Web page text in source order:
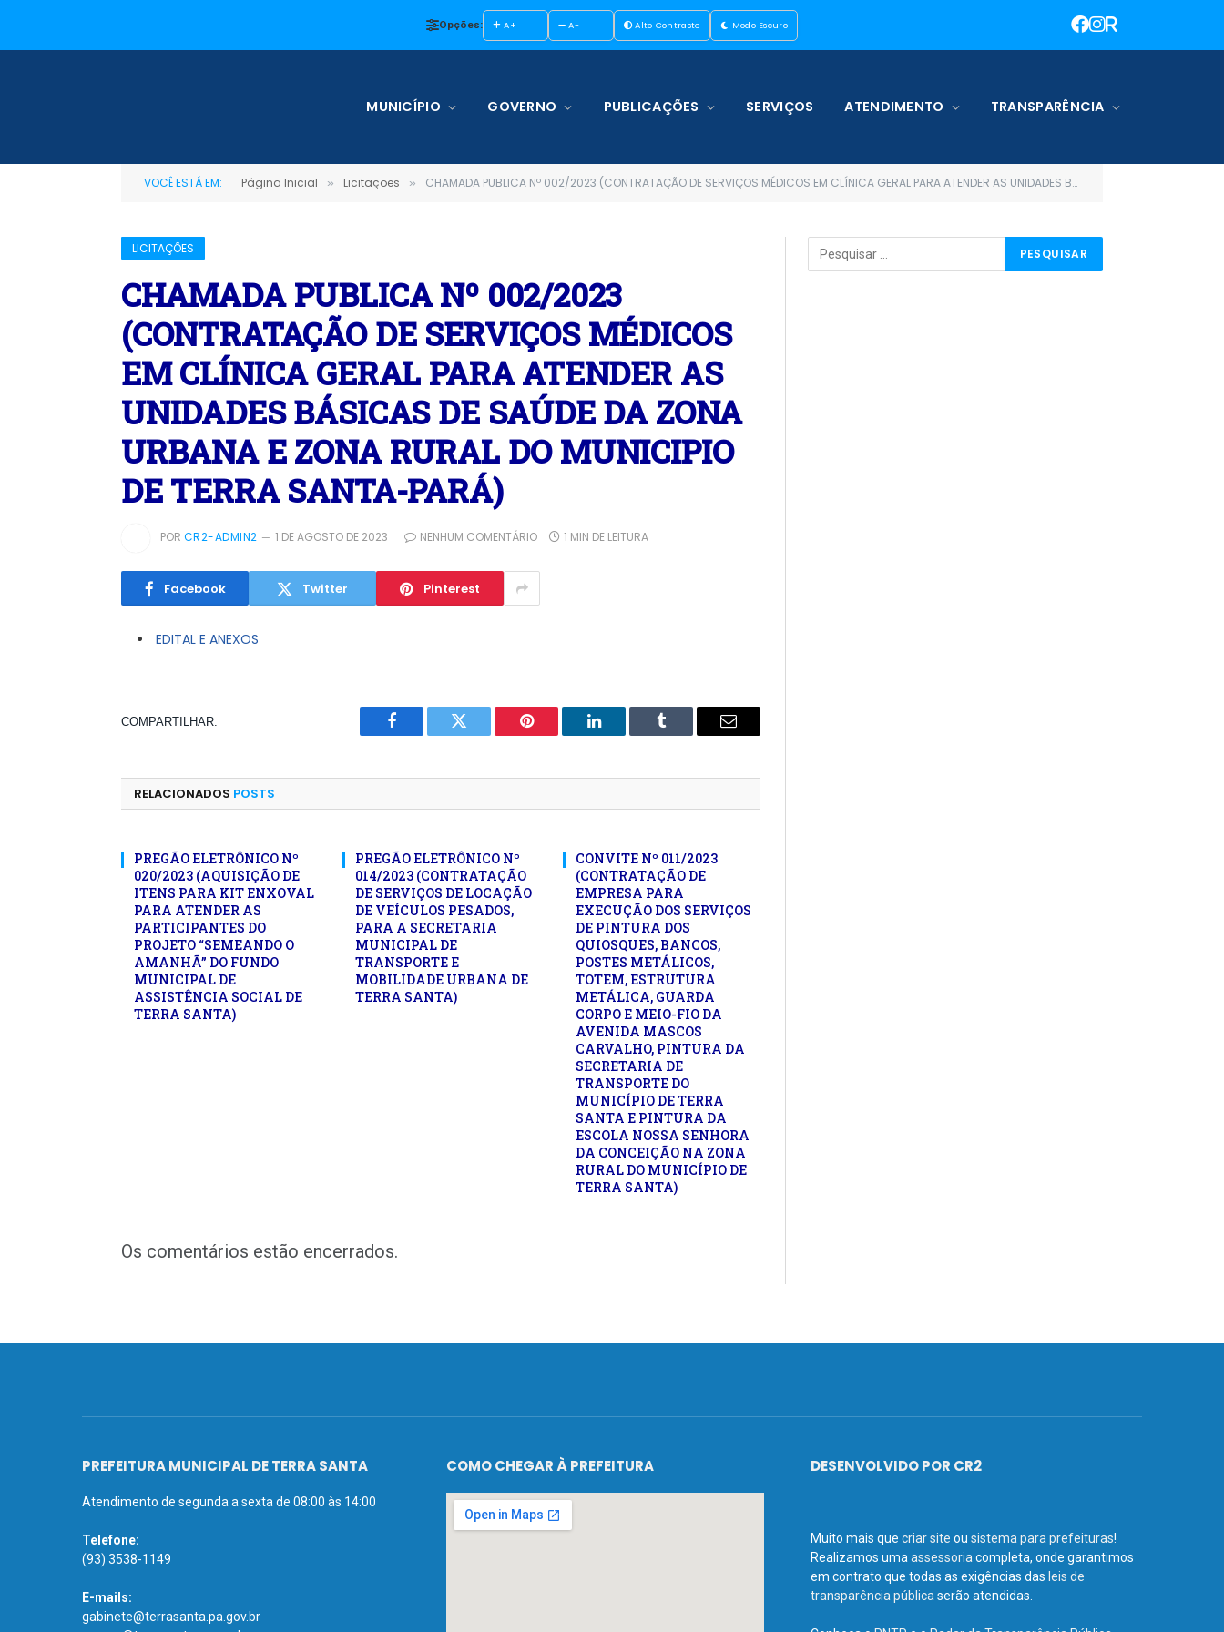
Opções: A+ A- Alto Contraste Modo Escuro
MUNICÍPIO GOVERNO PUBLICAÇÕES SERVIÇOS ATENDIMENTO TRANSPARÊNCIA
VOCÊ ESTÁ EM: Página Inicial » Licitações » CHAMADA PUBLICA Nº 002/2023 (CONTRATAÇÃO DE SERVIÇOS MÉDICOS EM CLÍNICA GERAL PARA ATENDER AS UNIDADES BÁSICAS DE SAÚDE DA ZONA URBANA E ZONA RURAL DO MUNICIPIO DE TERRA SANTA-PARÁ)
LICITAÇÕES
CHAMADA PUBLICA Nº 002/2023
(CONTRATAÇÃO DE SERVIÇOS MÉDICOS
EM CLÍNICA GERAL PARA ATENDER AS
UNIDADES BÁSICAS DE SAÚDE DA ZONA
URBANA E ZONA RURAL DO MUNICIPIO
DE TERRA SANTA-PARÁ)
POR CR2-ADMIN2 1 DE AGOSTO DE 2023 NENHUM COMENTÁRIO 1 MIN DE LEITURA
Facebook Twitter Pinterest
EDITAL E ANEXOS
COMPARTILHAR.
Facebook Twitter Pinterest LinkedIn Tumblr
E-
RELACIONADOS POSTS
PREGÃO ELETRÔNICO Nº
020/2023 (AQUISIÇÃO DE
ITENS PARA KIT ENXOVAL
PARA ATENDER AS
PARTICIPANTES DO
PROJETO “SEMEANDO O
AMANHÃ” DO FUNDO
MUNICIPAL DE
ASSISTÊNCIA SOCIAL DE
TERRA SANTA)
PREGÃO ELETRÔNICO Nº
014/2023 (CONTRATAÇÃO
DE SERVIÇOS DE LOCAÇÃO
DE VEÍCULOS PESADOS,
PARA A SECRETARIA
MUNICIPAL DE
TRANSPORTE E
MOBILIDADE URBANA DE
TERRA SANTA)
CONVITE Nº 011/2023
(CONTRATAÇÃO DE
EMPRESA PARA
EXECUÇÃO DOS SERVIÇOS
DE PINTURA DOS
QUIOSQUES, BANCOS,
POSTES METÁLICOS,
TOTEM, ESTRUTURA
METÁLICA, GUARDA
CORPO E MEIO-FIO DA
AVENIDA MASCOS
CARVALHO, PINTURA DA
SECRETARIA DE
TRANSPORTE DO
MUNICÍPIO DE TERRA
SANTA E PINTURA DA
ESCOLA NOSSA SENHORA
DA CONCEIÇÃO NA ZONA
RURAL DO MUNICÍPIO DE
TERRA SANTA)
Os comentários estão encerrados.
PREFEITURA MUNICIPAL DE TERRA SANTA
Atendimento de segunda a sexta de 08:00 às 14:00
Telefone:
(93) 3538-1149
E-mails:
gabinete@terrasanta.pa.gov.br
COMO CHEGAR À PREFEITURA DESENVOLVIDO POR CR2
Muito mais que criar site ou sistema para prefeituras!
Realizamos uma assessoria completa, onde garantimos
em contrato que todas as exigências das leis de
transparência pública serão atendidas.